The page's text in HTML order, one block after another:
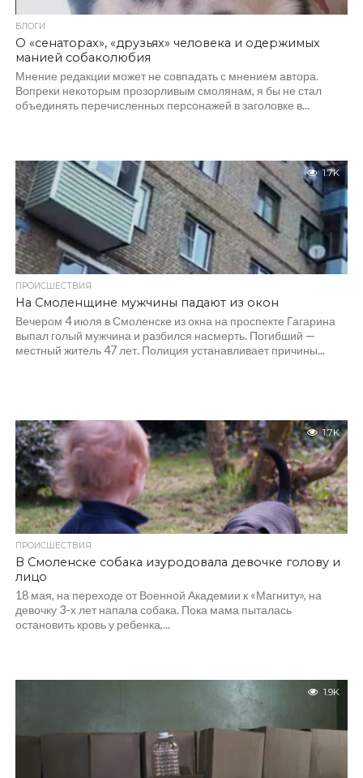
БЛОГИ
О «сенаторах», «друзьях» человека и одержимых
манией собаколюбия
Мнение редакции может не совпадать с мнением автора.
Вопреки некоторым прозорливым смолянам, я бы не стал
объединять перечисленных персонажей в заголовке в...
1.7K
ПРОИСШЕСТВИЯ
На Смоленщине мужчины падают из окон
Вечером 4 июля в Смоленске из окна на проспекте Гагарина
выпал голый мужчина и разбился насмерть. Погибший —
местный житель 47 лет. Полиция устанавливает причины...
1.7K
ПРОИСШЕСТВИЯ
В Смоленске собака изуродовала девочке голову и
лицо
18 мая, на переходе от Военной Академии к «Магниту», на
девочку 3-х лет напала собака. Пока мама пыталась
остановить кровь у ребенка,...
1.9K